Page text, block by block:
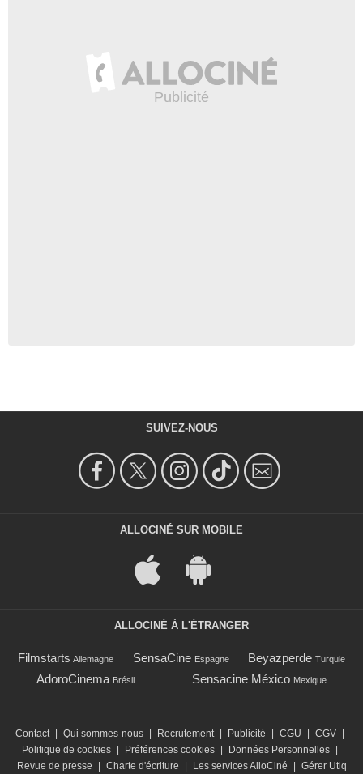
SUIVEZ-NOUS
ALLOCINÉ SUR MOBILE
ALLOCINÉ À L'ÉTRANGER
Filmstarts Allemagne SensaCine Espagne Beyazperde Turquie
AdoroCinema Brésil Sensacine México Mexique
Contact Qui sommes-nous Recrutement Publicité CGU CGV
Politique de cookies
Préférences cookies Données Personnelles
Revue de presse
Charte d'écriture Les services AlloCiné Gérer Utiq